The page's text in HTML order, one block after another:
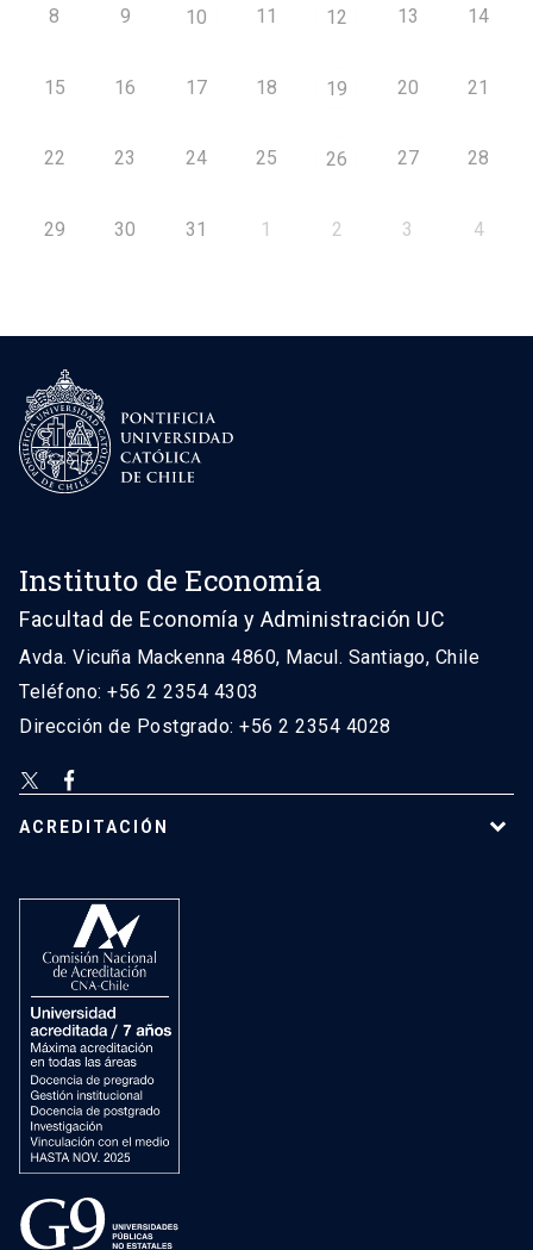
8 9 10 11 12 13 14
15 16 17 18 19 20 21
22 23 24 25 26 27 28
29 30 31 1 2 3 4
Instituto de Economía
Facultad de Economía y Administración UC
Avda. Vicuña Mackenna 4860, Macul. Santiago, Chile
Teléfono: +56 2 2354 4303
Dirección de Postgrado: +56 2 2354 4028
ACREDITACIÓN